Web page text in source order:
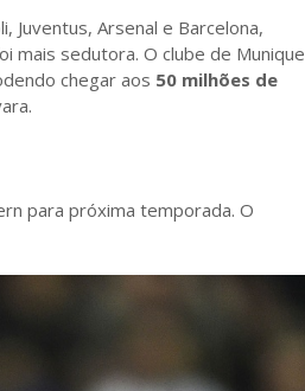
Juventus, Arsenal e Barcelona,
mais sedutora. O clube de Munique
chegar aos 50 milhões de
para próxima temporada. O